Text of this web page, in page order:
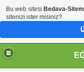
Bu web sitesi Bedava-
sitenizi ister misiniz?